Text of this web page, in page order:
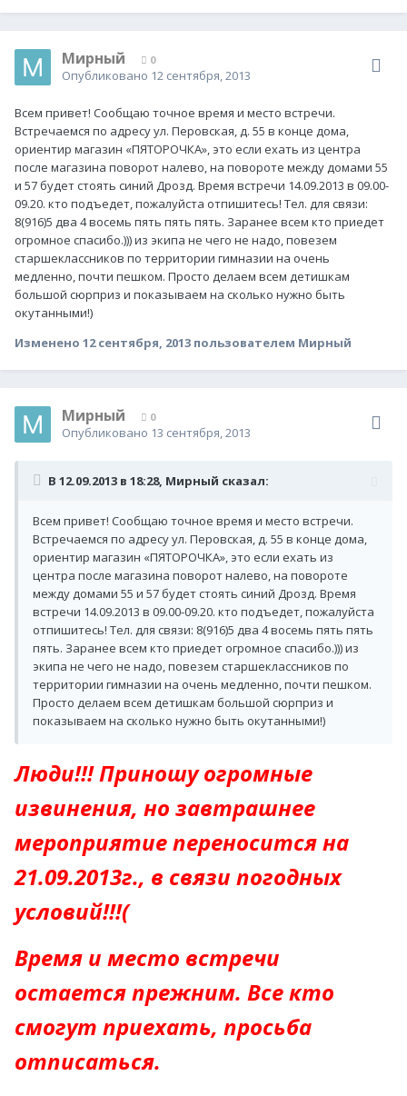
Мирный 0
Опубликовано 12 сентября, 2013
Всем привет! Сообщаю точное время и место встречи.
Встречаемся по адресу ул. Перовская, д. 55 в конце дома,
ориентир магазин «ПЯТОРОЧКА», это если ехать из центра
после магазина поворот налево, на повороте между домами 55
и 57 будет стоять синий Дрозд. Время встречи 14.09.2013 в 09.00-
09.20. кто подъедет, пожалуйста отпишитесь! Тел. для связи:
8(916)5 два 4 восемь пять пять пять. Заранее всем кто приедет
огромное спасибо.))) из экипа не чего не надо, повезем
старшеклассников по территории гимназии на очень
медленно, почти пешком. Просто делаем всем детишкам
большой сюрприз и показываем на сколько нужно быть
окутанными!)
Изменено 12 сентября, 2013 пользователем Мирный
Мирный 0
Опубликовано 13 сентября, 2013
В 12.09.2013 в 18:28, Мирный сказал:
Всем привет! Сообщаю точное время и место встречи.
Встречаемся по адресу ул. Перовская, д. 55 в конце дома,
ориентир магазин «ПЯТОРОЧКА», это если ехать из
центра после магазина поворот налево, на повороте
между домами 55 и 57 будет стоять синий Дрозд. Время
встречи 14.09.2013 в 09.00-09.20. кто подъедет, пожалуйста
отпишитесь! Тел. для связи: 8(916)5 два 4 восемь пять пять
пять. Заранее всем кто приедет огромное спасибо.))) из
экипа не чего не надо, повезем старшеклассников по
территории гимназии на очень медленно, почти пешком.
Просто делаем всем детишкам большой сюрприз и
показываем на сколько нужно быть окутанными!)
Люди!!! Приношу огромные
извинения, но завтрашнее
мероприятие переносится на
21.09.2013г., в связи погодных
условий!!!(
Время и место встречи
остается прежним. Все кто
смогут приехать, просьба
отписаться.